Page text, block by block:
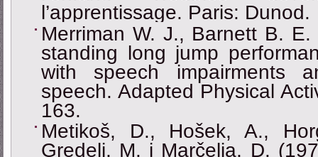
l’apprentissage. Paris: Dunod.
Merriman W. J., Barnett B.
standing long jump
with speech impairments
speech. Adapted Physical
163.
Metikoš, D., Hošek, A.,
Gredelj, M. i Marčelja, D.